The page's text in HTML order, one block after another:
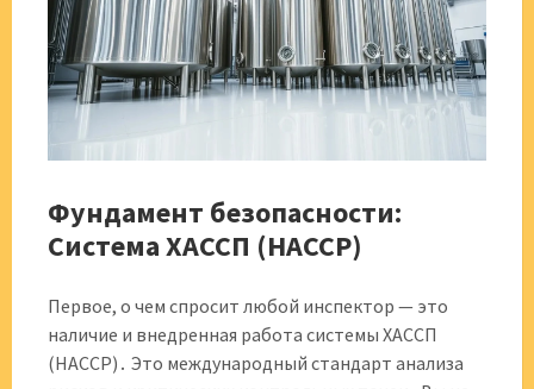
Фундамент безопасности:
Система ХАССП (HACCP)
Первое, о чем спросит любой инспектор — это
наличие и внедренная работа системы ХАССП
(HACCP)․ Это международный стандарт анализа